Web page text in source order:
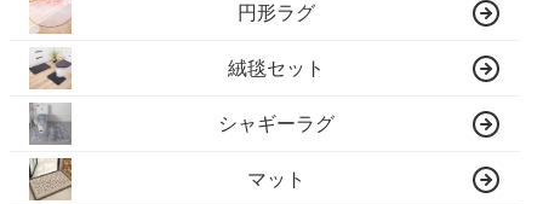
円形ラグ
絨毯セット
シャギーラグ
マット